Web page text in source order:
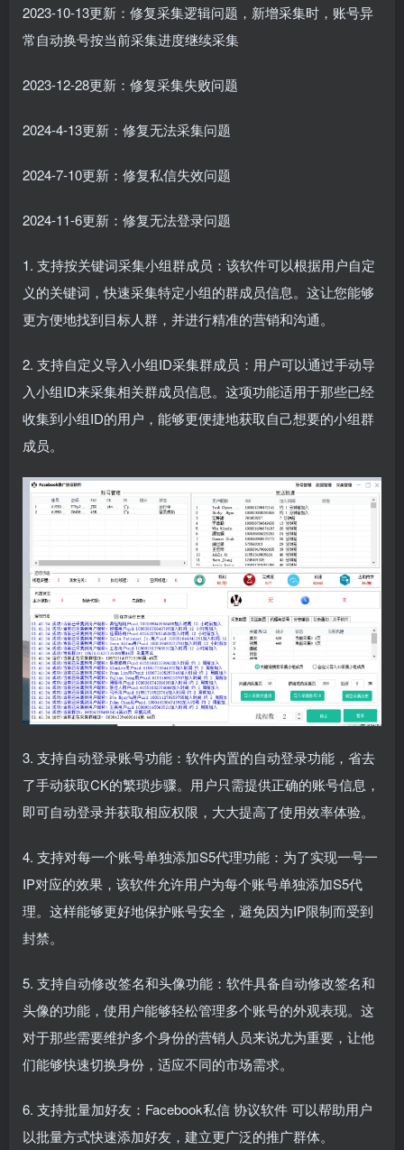
2023-10-13更新：修复采集逻辑问题，新增采集时，账号异
常自动换号按当前采集进度继续采集
2023-12-28更新：修复采集失败问题
2024-4-13更新：修复无法采集问题
2024-7-10更新：修复私信失效问题
2024-11-6更新：修复无法登录问题
1. 支持按关键词采集小组群成员：该软件可以根据用户自定
义的关键词，快速采集特定小组的群成员信息。这让您能够
更方便地找到目标人群，并进行精准的营销和沟通。
2. 支持自定义导入小组ID采集群成员：用户可以通过手动导
入小组ID来采集相关群成员信息。这项功能适用于那些已经
收集到小组ID的用户，能够更便捷地获取自己想要的小组群
成员。
3. 支持自动登录账号功能：软件内置的自动登录功能，省去
了手动获取CK的繁琐步骤。用户只需提供正确的账号信息，
即可自动登录并获取相应权限，大大提高了使用效率体验。
4. 支持对每一个账号单独添加S5代理功能：为了实现一号一
IP对应的效果，该软件允许用户为每个账号单独添加S5代
理。这样能够更好地保护账号安全，避免因为IP限制而受到
封禁。
5. 支持自动修改签名和头像功能：软件具备自动修改签名和
头像的功能，使用户能够轻松管理多个账号的外观表现。这
对于那些需要维护多个身份的营销人员来说尤为重要，让他
们能够快速切换身份，适应不同的市场需求。
6. 支持批量加好友：Facebook私信协议软件可以帮助用户
以批量方式快速添加好友，建立更广泛的推广群体。